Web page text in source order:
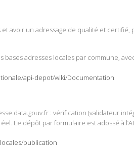
avoir un adressage de qualité et certifié,
bases adresses locales par commune,
api-depot/wiki/Documentation
: vérification (validateur
Le dépôt par formulaire est adossé à
publication